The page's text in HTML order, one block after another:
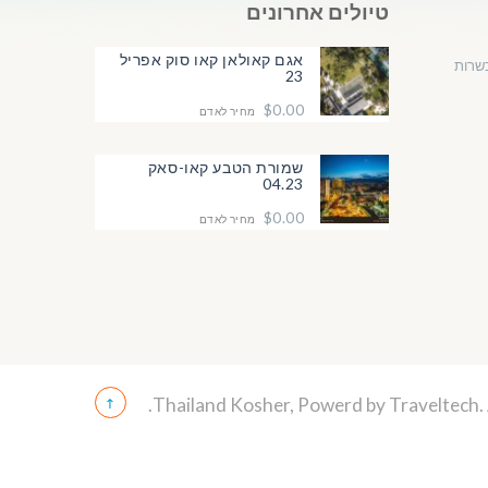
טיולים אחרונים
אגם קאולאן קאו סוק אפריל
23
$0.00
מחיר לאדם
שמורת הטבע קאו-סאק
04.23
$0.00
מחיר לאדם
Traveltech